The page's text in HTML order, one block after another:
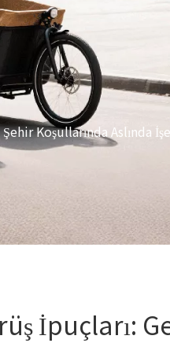
Koşullarında Aslında
İpuçları: